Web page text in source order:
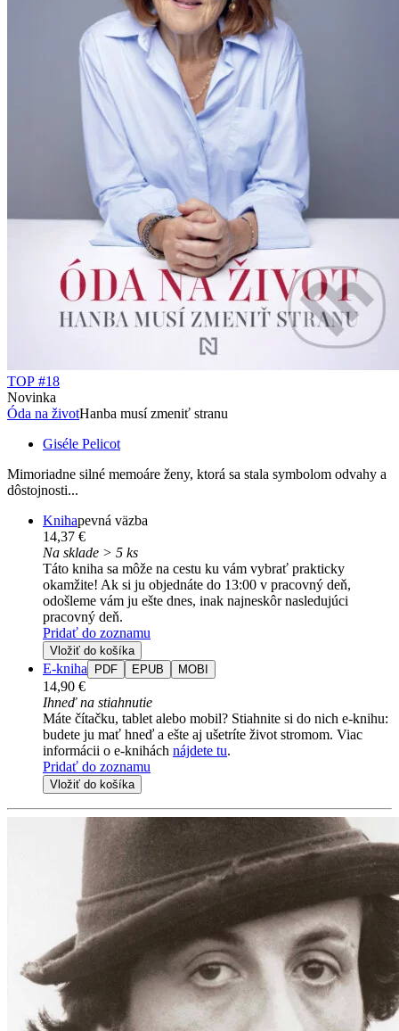
TOP #18
Novinka
Óda na životHanba musí zmeniť stranu
Giséle Pelicot
Mimoriadne silné memoáre ženy, ktorá sa stala symbolom odvahy a
dôstojnosti...
Knihapevná väzba
14,37 €
Na sklade > 5 ks
Táto kniha sa môže na cestu ku vám vybrať prakticky
okamžite! Ak si ju objednáte do 13:00 v pracovný deň,
odošleme vám ju ešte dnes, inak najneskôr nasledujúci
pracovný deň.
Pridať do zoznamu
Vložiť do košíka
E-kniha PDF EPUB MOBI
14,90 €
Ihneď na stiahnutie
Máte čítačku, tablet alebo mobil? Stiahnite si do nich e-knihu:
budete ju mať hneď a ešte aj ušetríte život stromom. Viac
informácii o e-knihách nájdete tu.
Pridať do zoznamu
Vložiť do košíka